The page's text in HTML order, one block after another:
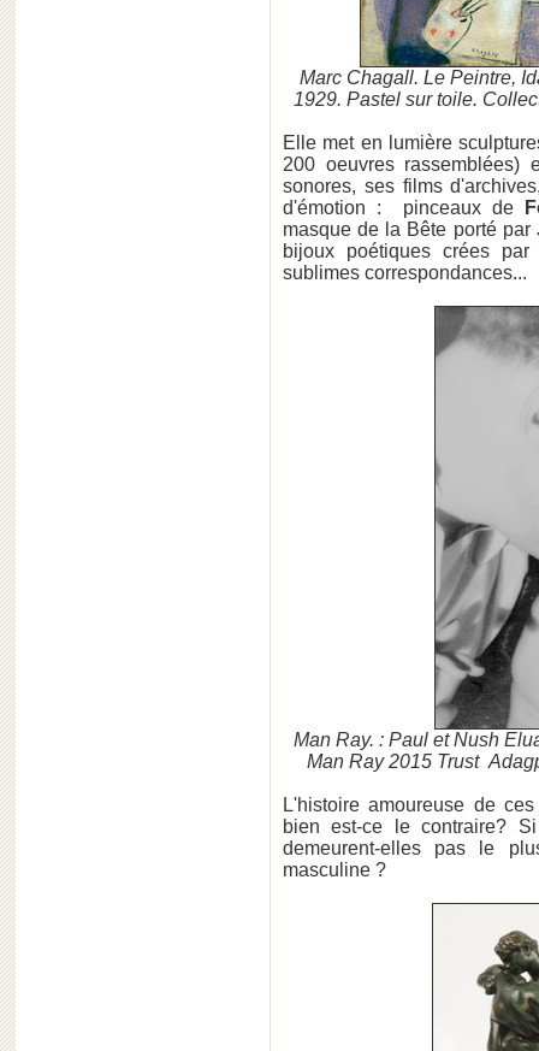
Marc Chagall. Le Peintre,
1929. Pastel sur toile.
Elle met en lumière
200 oeuvres rassemblées)
sonores, ses films
d'émotion : pinceaux de
masque de la Bête porté par
bijoux poétiques crées
sublimes correspondances...
Man Ray. : Paul et Nush
Man Ray 2015 Trust
L'histoire amoureuse de
bien est-ce le contraire?
demeurent-elles pas le
masculine ?